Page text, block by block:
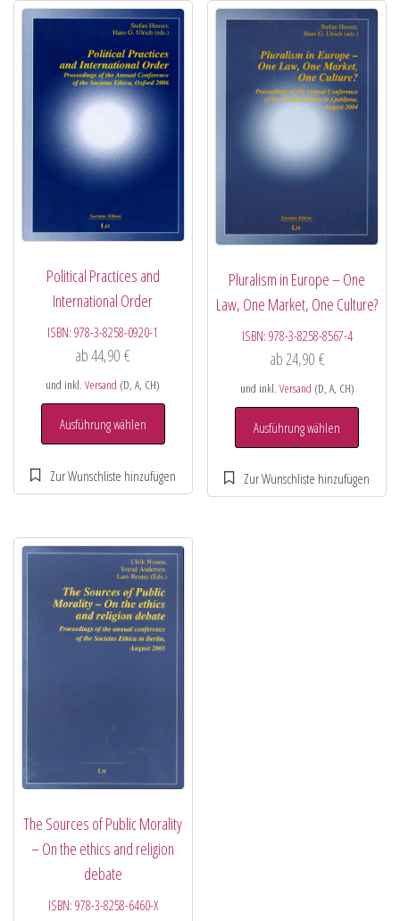
Political Practices and
International Order
ISBN:978-3-8258-0920-1
ab44,90€
und inkl.Versand (D, A, CH)
Ausführung wählen
Pluralism in Europe – One
Law, One Market, One Culture?
ISBN: 978-3-8258-8567-4
ab 24,90 €
und inkl. Versand (D, A, CH)
Ausführung wählen
The Sources of Public Morality
– On the ethics and religion
debate
ISBN: 978-3-8258-6460-X